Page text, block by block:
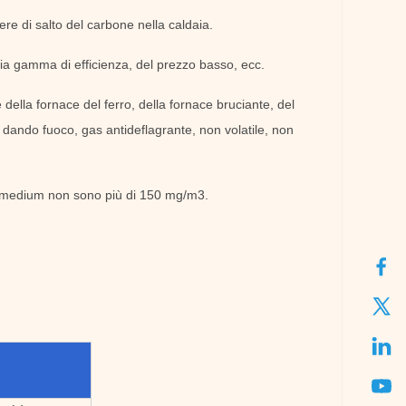
di salto del carbone nella caldaia.
gamma di efficienza, del prezzo basso, ecc.
fornace del ferro, della fornace bruciante, del
fuoco, gas antideflagrante, non volatile, non
non sono più di 150 mg/m3.